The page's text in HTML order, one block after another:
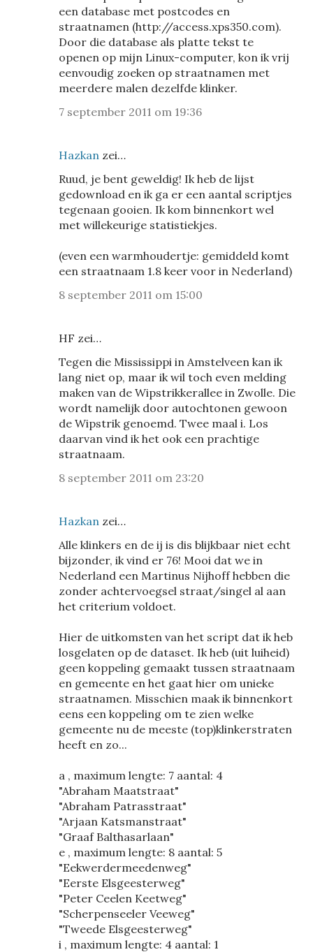
een database met postcodes en
straatnamen (http://access.xps350.com).
Door die database als platte tekst te
openen op mijn Linux-computer, kon ik vrij
eenvoudig zoeken op straatnamen met
meerdere malen dezelfde klinker.
7 september 2011 om 19:36
Hazkan zei…
Ruud, je bent geweldig! Ik heb de lijst
gedownload en ik ga er een aantal scriptjes
tegenaan gooien. Ik kom binnenkort wel
met willekeurige statistiekjes.
(even een warmhoudertje: gemiddeld komt
een straatnaam 1.8 keer voor in Nederland)
8 september 2011 om 15:00
HF zei…
Tegen die Mississippi in Amstelveen kan ik
lang niet op, maar ik wil toch even melding
maken van de Wipstrikkerallee in Zwolle. Die
wordt namelijk door autochtonen gewoon
de Wipstrik genoemd. Twee maal i. Los
daarvan vind ik het ook een prachtige
straatnaam.
8 september 2011 om 23:20
Hazkan zei…
Alle klinkers en de ij is dis blijkbaar niet echt
bijzonder, ik vind er 76! Mooi dat we in
Nederland een Martinus Nijhoff hebben die
zonder achtervoegsel straat/singel al aan
het criterium voldoet.
Hier de uitkomsten van het script dat ik heb
losgelaten op de dataset. Ik heb (uit luiheid)
geen koppeling gemaakt tussen straatnaam
en gemeente en het gaat hier om unieke
straatnamen. Misschien maak ik binnenkort
eens een koppeling om te zien welke
gemeente nu de meeste (top)klinkerstraten
heeft en zo...
a , maximum lengte: 7 aantal: 4
"Abraham Maatstraat"
"Abraham Patrasstraat"
"Arjaan Katsmanstraat"
"Graaf Balthasarlaan"
e , maximum lengte: 8 aantal: 5
"Eekwerdermeedenweg"
"Eerste Elsgeesterweg"
"Peter Ceelen Keetweg"
"Scherpenseeler Veeweg"
"Tweede Elsgeesterweg"
i , maximum lengte: 4 aantal: 1